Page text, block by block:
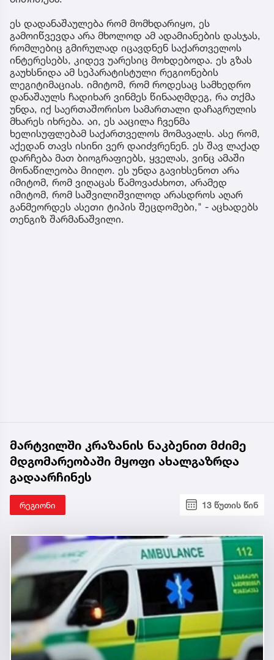
ეს დადანაშაულება რომ მომხდარიყო, ეს
გამოიწვევდა არა მხოლოდ ამ ადამიანების დასჯას,
რომლებიც გმირულად იცავდნენ საქართველოს
ინტერესებს, კიდევ უარესიც მოხდებოდა. ეს გზას
გაუხსნიდა ამ სეპარატისტული რეგიონების
ლეგიტიმაციას. იმიტომ, რომ როდესაც სამხედრო
დანაშაულს ჩადიხარ ვინმეს წინააღმდეგ, რა თქმა
უნდა, იქ საერთაშორისო სამართალი დაჩაგრულის
მხარეს იხრება. აი, ეს ააცილა ჩვენმა
ხელისუფლებამ საქართველოს მომავალს. ასე რომ,
აქედან თავს ისინი ვერ დაიძვრენენ. ეს შავ ლაქად
დარჩება მათ ბიოგრაფიებს, ყველას, ვინც ამაში
მონაწილეობა მიიღო. ეს უნდა გავიხსენოთ არა
იმიტომ, რომ ვიღაცას წამოვაძახოთ, არამედ
იმიტომ, რომ საშვილიშვილოდ არასდროს აღარ
განმეორდეს ასეთი ტიპის შეცდომები," - აცხადებს
თენგიზ შარმანაშვილი.
მარტვილში კრაზანის ნაკბენით მძიმე
მდგომარეობაში მყოფი ახალგაზრდა
გადაარჩინეს
რეგიონი 13 წუთის წინ